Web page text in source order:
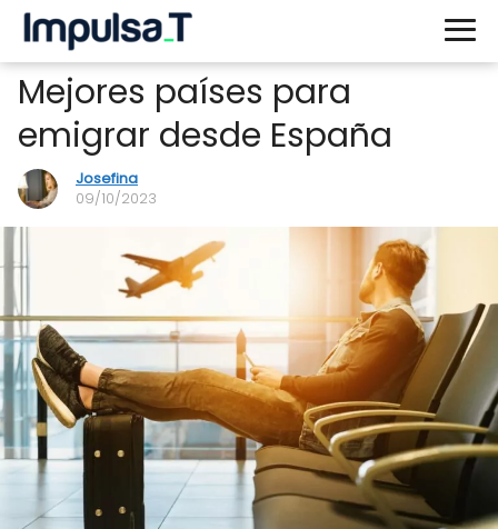
Mejores países para
emigrar desde España
Josefina
09/10/2023